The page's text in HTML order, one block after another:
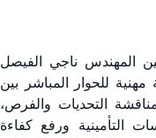
المهندس ناجي الفيصل
مهنية للحوار المباشر بين
التحديات والفرص،
التأمينية ورفع كفاءة